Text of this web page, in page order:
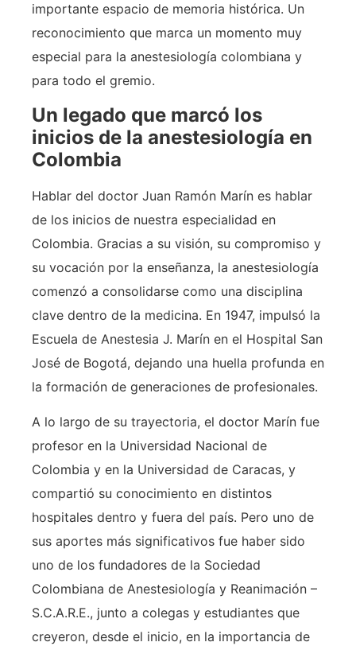
importante espacio de memoria histórica. Un
reconocimiento que marca un momento muy
especial para la anestesiología colombiana y
para todo el gremio.
Un legado que marcó los
inicios de la anestesiología en
Colombia
Hablar del doctor Juan Ramón Marín es hablar
de los inicios de nuestra especialidad en
Colombia. Gracias a su visión, su compromiso y
su vocación por la enseñanza, la anestesiología
comenzó a consolidarse como una disciplina
clave dentro de la medicina. En 1947, impulsó la
Escuela de Anestesia J. Marín en el Hospital San
José de Bogotá, dejando una huella profunda en
la formación de generaciones de profesionales.
A lo largo de su trayectoria, el doctor Marín fue
profesor en la Universidad Nacional de
Colombia y en la Universidad de Caracas, y
compartió su conocimiento en distintos
hospitales dentro y fuera del país. Pero uno de
sus aportes más significativos fue haber sido
uno de los fundadores de la Sociedad
Colombiana de Anestesiología y Reanimación –
S.C.A.R.E., junto a colegas y estudiantes que
creyeron, desde el inicio, en la importancia de